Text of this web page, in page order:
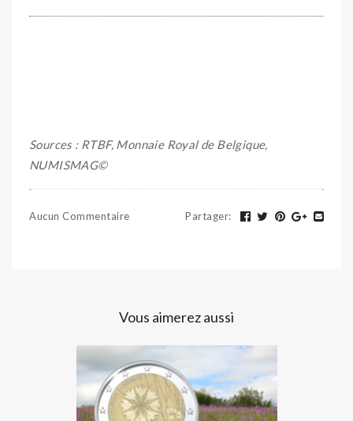
Sources : RTBF, Monnaie Royal de Belgique,
NUMISMAG©
Aucun Commentaire Partager:
Vous aimerez aussi